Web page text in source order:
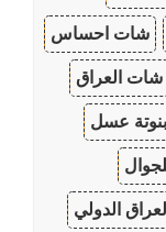
شات احساس
شات العراق
عسل
الدولي